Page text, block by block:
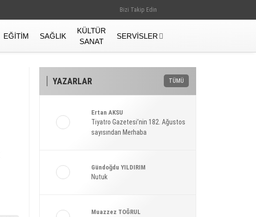
Bizi Takip Edin
EĞITIM SAĞLIK
KÜLTÜR
SANAT
SERVISLER
YAZARLAR TÜMÜ
Ertan AKSU
Tiyatro Gazetesi’nin 182. Ağustos
sayısından Merhaba
Gündoğdu YILDIRIM
Nutuk
Muazzez TOĞRUL